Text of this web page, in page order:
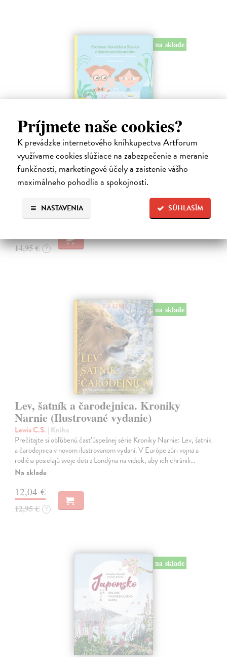
Príjmete naše cookies?
K prevádzke internetového kníhkupectva Artforum
využívame cookies slúžiace na zabezpečenie a meranie
funkčnosti, marketingové účely a zaistenie vášho
maximálneho pohodlia a spokojnosti.
SÚHLASÍM
NASTAVENIA
na sklade
Profesor Tekvička a Števko v domácom
laboratóriu
Šušaníková Ivana| Kniha
Vedeli ste, že si doma môžete vyrobiť soľné šperky, vlastné jogurty,
recyklovaný papier aj dúhu? Vyskúšajte so svojimi deťmi tridsať
jednoduchých pokusov s bežnými predmetmi a materiálmi.
Na sklade
14,95 € ?
na sklade
Lev, šatník a čarodejnica. Kroniky
Narnie (Ilustrované vydanie)
Lewis C.S. | Kniha
Prečítajte si obľúbenú časť úspešnej série Kroniky Narnie: Lev, šatník
a čarodejnica v novom ilustrovanom vydaní. V Európe zúri vojna a
rodičia posielajú svoje deti z Londýna na vidiek, aby ich chránili…
Na sklade
12,04 €
12,95 € ?
na sklade